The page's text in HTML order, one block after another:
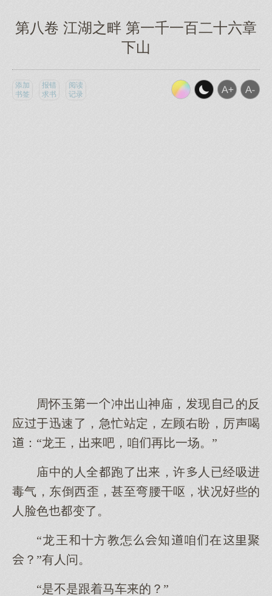
第八卷 江湖之畔 第一千一百二十六章
下山
添加
书签
报错
求书
阅读
记录
周怀玉一冲山神庙，现己的反
应迅速了，急忙站定，左顾右盼，厉声喝
：“龙王，吧，咱再比一场。”
庙中的人全跑了，许人已经吸进
毒气，东倒西歪，甚至弯腰干呕，状况些的
人脸色变了。
“龙王十方教怎知咱在聚
？”有人问。
“是不是跟着马车的？”